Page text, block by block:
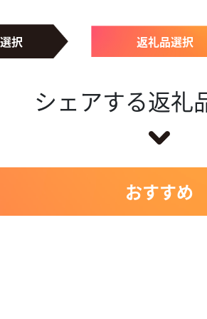
択 返礼品選択
シェアする返礼
おすすめ